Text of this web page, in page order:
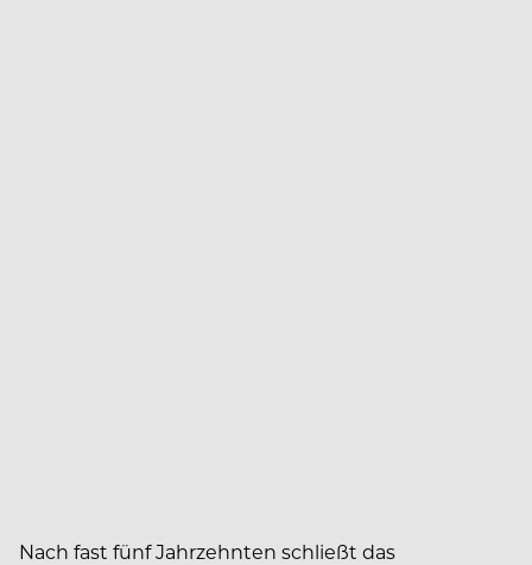
Nach fast fünf Jahrzehnten schließt das